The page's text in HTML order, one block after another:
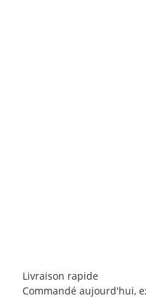
Livraison rapide
Commandé aujourd'hui,